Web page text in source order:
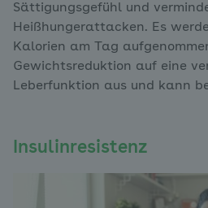
Sättigungsgefühl und
Heißhungerattacken. Es
Kalorien am Tag
Gewichtsreduktion auf eine
Leberfunktion aus und kann
Insulinresistenz